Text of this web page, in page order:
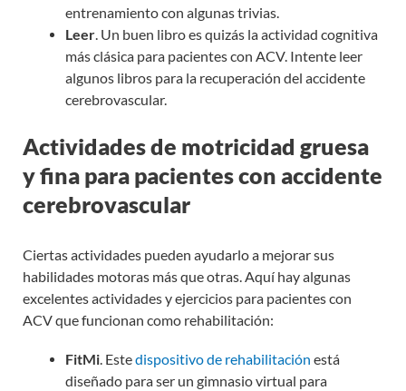
entrenamiento con algunas trivias.
Leer. Un buen libro es quizás la actividad cognitiva
más clásica para pacientes con ACV. Intente leer
algunos libros para la recuperación del accidente
cerebrovascular.
Actividades de motricidad gruesa
y fina para pacientes con accidente
cerebrovascular
Ciertas actividades pueden ayudarlo a mejorar sus
habilidades motoras más que otras. Aquí hay algunas
excelentes actividades y ejercicios para pacientes con
ACV que funcionan como rehabilitación:
FitMi. Estedispositivo de rehabilitación está
diseñado para ser un gimnasio virtual para